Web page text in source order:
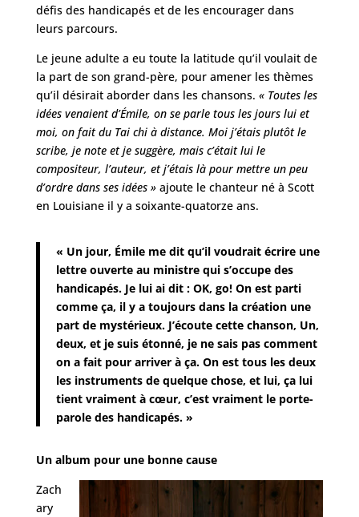
défis des handicapés et de les encourager dans
leurs parcours.
Le jeune adulte a eu toute la latitude qu’il voulait de
la part de son grand-père, pour amener les thèmes
qu’il désirait aborder dans les chansons. « Toutes les
idées venaient d’Émile, on se parle tous les jours lui et
moi, on fait du Tai chi à distance. Moi j’étais plutôt le
scribe, je note et je suggère, mais c’était lui le
compositeur, l’auteur, et j’étais là pour mettre un peu
d’ordre dans ses idées »ajoute le chanteur né à Scott
en Louisiane il y a soixante-quatorze ans.
« Un jour, Émile me dit qu’il voudrait écrire une
lettre ouverte au ministre qui s’occupe des
handicapés. Je lui ai dit : OK, go! On est parti
comme ça, il y a toujours dans la création une
part de mystérieux. J’écoute cette chanson, Un,
deux, et je suis étonné, je ne sais pas comment
on a fait pour arriver à ça. On est tous les deux
les instruments de quelque chose, et lui, ça lui
tient vraiment à cœur, c’est vraiment le porte-
parole des handicapés. »
Un album pour une bonne cause
Zach
ary